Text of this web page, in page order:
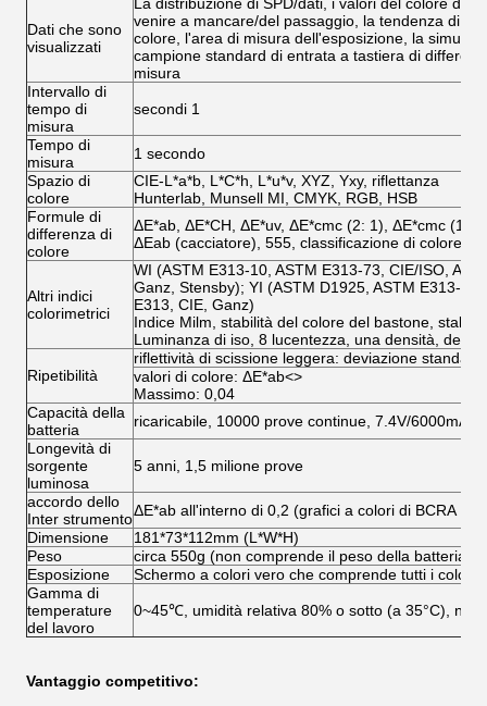
Dati che sono
visualizzati
venire a mancare/del passaggio, la tendenza di
colore, l'area di misura dell'esposizione, la
campione standard di entrata a tastiera di
misura
Intervallo di
tempo di
misura
secondi 1
Tempo di
misura
1 secondo
Spazio di
colore
CIE-L*a*b, L*C*h, L*u*v, XYZ, Yxy, riflettanza
Hunterlab, Munsell MI, CMYK, RGB, HSB
Formule di
differenza di
colore
ΔE*ab, ΔE*CH, ΔE*uv, ΔE*cmc (2: 1), ΔE*cmc (1:
ΔEab (cacciatore), 555, classificazione di colore
Altri indici
colorimetrici
WI (ASTM E313-10, ASTM E313-73, CIE/ISO,
Ganz, Stensby); YI (ASTM D1925, ASTM E313-
E313, CIE, Ganz)
Indice Milm, stabilità del colore del bastone,
Luminanza di iso, 8 lucentezza, una densità,
Ripetibilità
riflettività di scissione leggera: deviazione
valori di colore: ΔE*ab<>
Massimo: 0,04
Capacità della
batteria
ricaricabile, 10000 prove continue, 7.4V/6000mAh
Longevità di
sorgente
luminosa
5 anni, 1,5 milione prove
accordo dello
Inter strumentoΔE*ab all'interno di 0,2 (grafici a colori di BCRA II,
Dimensione
181*73*112mm (L*W*H)
Peso
circa 550g (non comprende il peso della batteria)
Esposizione
Schermo a colori vero che comprende tutti i colori
Gamma di
temperature
del lavoro
0~45℃, umidità relativa 80% o sotto (a 35°C),
Vantaggio competitivo: